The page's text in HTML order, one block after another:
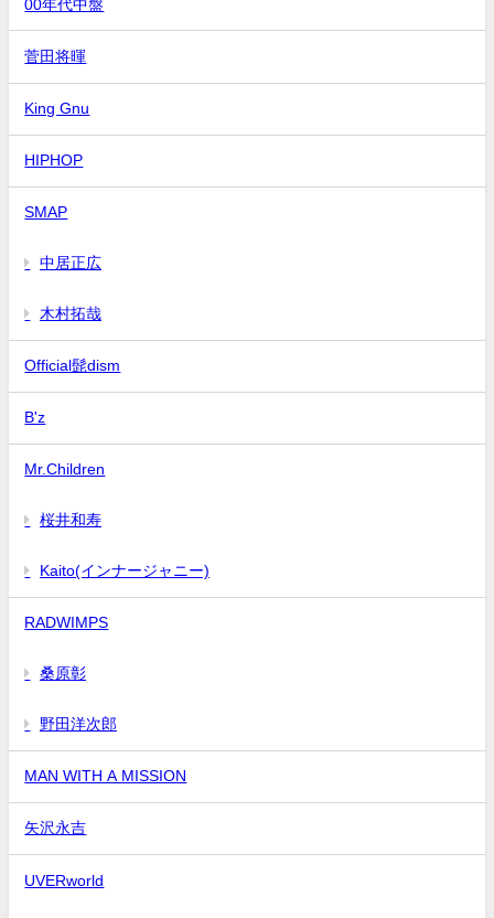
00年代中盤
菅田将暉
King Gnu
HIPHOP
SMAP
中居正広
木村拓哉
Official髭dism
B'z
Mr.Children
桜井和寿
Kaito(インナージャニー)
RADWIMPS
桑原彰
野田洋次郎
MAN WITH A MISSION
矢沢永吉
UVERworld